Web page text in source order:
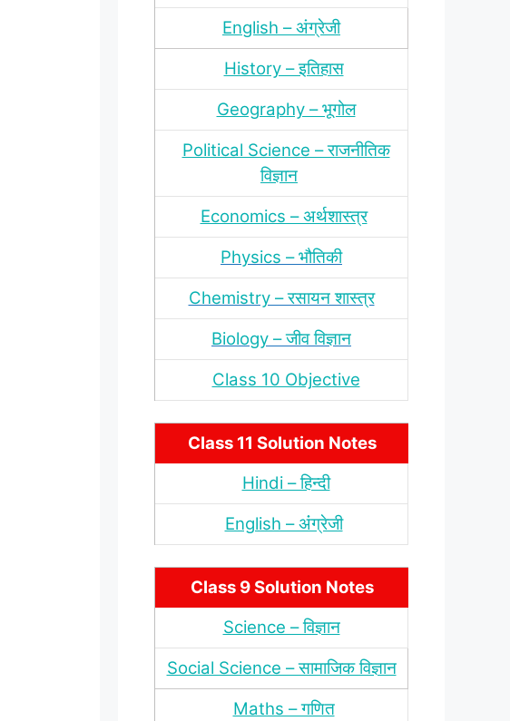
English – अंग्रेजी
History – इतिहास
Geography – भूगोल
Political Science – राजनीतिक
विज्ञान
Economics – अर्थशास्‍त्र
Physics – भौतिकी
Chemistry – रसायन शास्‍त्र
Biology – जीव विज्ञान
Class 10 Objective
Class 11 Solution Notes
Hindi – हिन्‍दी
English – अंंग्रेजी
Class 9 Solution Notes
Science – विज्ञान
Social Science – सामाजिक विज्ञान
Maths – गणित